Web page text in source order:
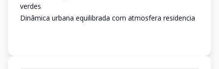
verdes
Dinâmica urbana equilibrada com atmosfera residencia